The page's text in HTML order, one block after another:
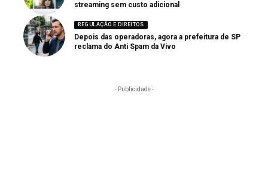
streaming sem custo adicional
REGULAÇÃO E DIREITOS
Depois das operadoras, agora a prefeitura de SP
reclama do Anti Spam da Vivo
- Publicidade -